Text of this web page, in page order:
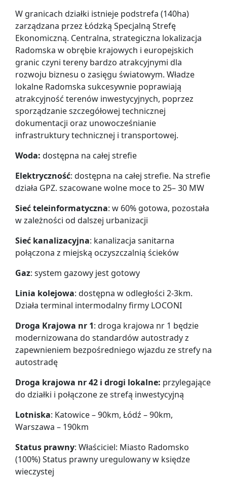
W granicach działki istnieje podstrefa (140ha)
zarządzana przez Łódzką Specjalną Strefę
Ekonomiczną. Centralna, strategiczna lokalizacja
Radomska w obrębie krajowych i europejskich
granic czyni tereny bardzo atrakcyjnymi dla
rozwoju biznesu o zasięgu światowym. Władze
lokalne Radomska sukcesywnie poprawiają
atrakcyjność terenów inwestycyjnych, poprzez
sporządzanie szczegółowej technicznej
dokumentacji oraz unowocześnianie
infrastruktury technicznej i transportowej.
Woda: dostępna na całej strefie
Elektryczność: dostępna na całej strefie. Na strefie
działa GPZ. szacowane wolne moce to 25– 30 MW
Sieć teleinformatyczna: w 60% gotowa, pozostała
w zależności od dalszej urbanizacji
Sieć kanalizacyjna: kanalizacja sanitarna
połączona z miejską oczyszczalnią ścieków
Gaz: system gazowy jest gotowy
Linia kolejowa: dostępna w odległości 2-3km.
Działa terminal intermodalny firmy LOCONI
Droga Krajowa nr 1: droga krajowa nr 1 będzie
modernizowana do standardów autostrady z
zapewnieniem bezpośredniego wjazdu ze strefy na
autostradę
Droga krajowa nr 42 i drogi lokalne: przylegające
do działki i połączone ze strefą inwestycyjną
Lotniska: Katowice – 90km, Łódź – 90km,
Warszawa – 190km
Status prawny: Właściciel: Miasto Radomsko
(100%) Status prawny uregulowany w księdze
wieczystej